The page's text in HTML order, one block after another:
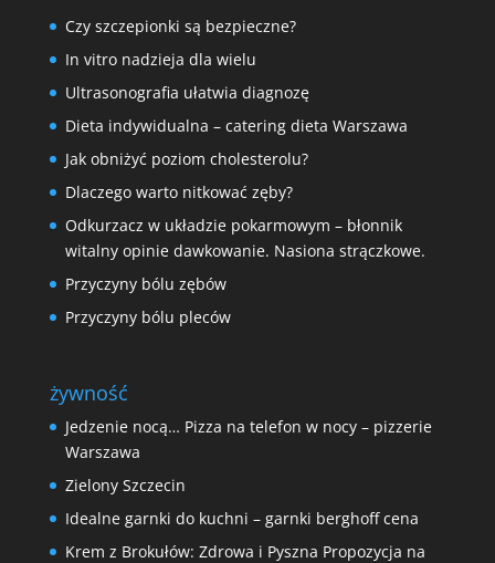
Czy szczepionki są bezpieczne?
In vitro nadzieja dla wielu
Ultrasonografia ułatwia diagnozę
Dieta indywidualna – catering dieta Warszawa
Jak obniżyć poziom cholesterolu?
Dlaczego warto nitkować zęby?
Odkurzacz w układzie pokarmowym – błonnik
witalny opinie dawkowanie. Nasiona strączkowe.
Przyczyny bólu zębów
Przyczyny bólu pleców
żywność
Jedzenie nocą… Pizza na telefon w nocy – pizzerie
Warszawa
Zielony Szczecin
Idealne garnki do kuchni – garnki berghoff cena
Krem z Brokułów: Zdrowa i Pyszna Propozycja na